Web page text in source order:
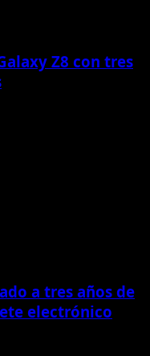
Z8 con tres
a tres años de
electrónico